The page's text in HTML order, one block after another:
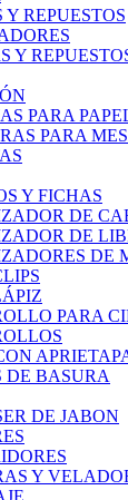
REPUESTOS
Y
PARA
PARA
Y FICHAS
DE
DE
DE
PARA
DE BASURA
DE JABON
Y